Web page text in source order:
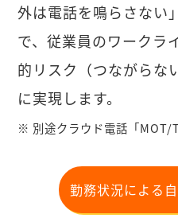
外は電話を鳴らさない
で、従業員のワークラ
的リスク（つながらな
に実現します。
※ 別途クラウド電話「MOT/
勤務状況による